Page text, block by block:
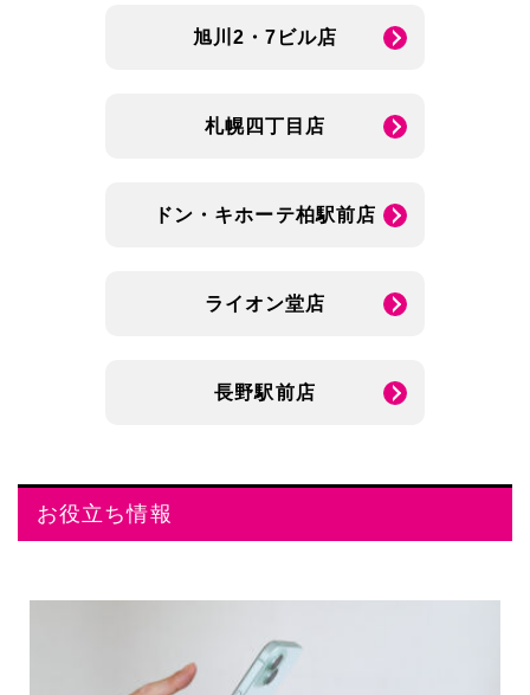
旭川2・7ビル店
札幌四丁目店
ドン・キホーテ柏駅前店
ライオン堂店
長野駅前店
お役立ち情報